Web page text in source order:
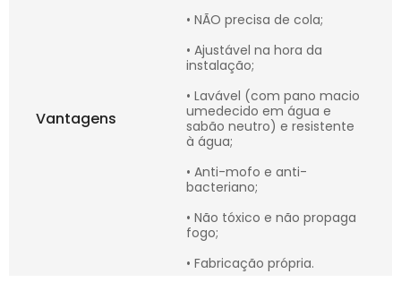
Vantagens
• NÃO precisa de cola;
• Ajustável na hora da
instalação;
• Lavável (com pano macio
umedecido em água e
sabão neutro) e resistente
à água;
• Anti-mofo e anti-
bacteriano;
• Não tóxico e não propaga
fogo;
• Fabricação própria.